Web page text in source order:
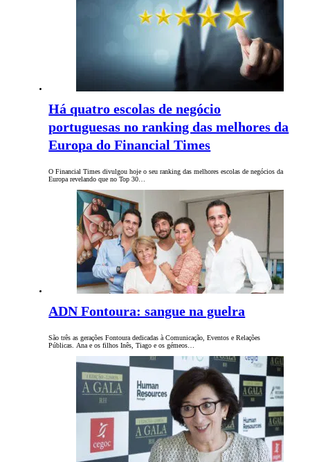
Há quatro escolas de negócio
portuguesas no ranking das melhores da
Europa do Financial Times
O Financial Times divulgou hoje o seu ranking das melhores escolas de negócios da
Europa revelando que no Top 30…
ADN Fontoura: sangue na guelra
São três as gerações Fontoura dedicadas à Comunicação, Eventos e Relações
Públicas. Ana e os filhos Inês, Tiago e os gémeos…